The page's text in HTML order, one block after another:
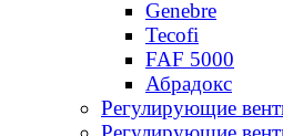
Genebre
Tecofi
FAF 5000
Абрадокс
Регулирующие